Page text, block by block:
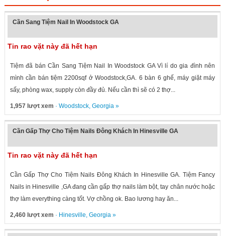
Cần Sang Tiệm Nail In Woodstock GA
Tin rao vặt này đã hết hạn
Tiệm đã bán Cần Sang Tiệm Nail In Woodstock GA Vì lí do gia đình nên
mình cần bán tiệm 2200sqf ở Woodstock,GA. 6 bàn 6 ghế, máy giặt máy
sấy, phòng wax, supply còn đầy đủ. Nếu cần thì sẽ có 2 thợ...
1,957 lượt xem · Woodstock, Georgia»
Cần Gấp Thợ Cho Tiệm Nails Đông Khách In Hinesville GA
Tin rao vặt này đã hết hạn
Cần Gấp Thợ Cho Tiệm Nails Đông Khách In Hinesville GA. Tiệm Fancy
Nails in Hinesville ,GA đang cần gấp thợ nails làm bột, tay chân nước hoặc
thợ làm everything càng tốt. Vợ chồng ok. Bao lương hay ăn...
2,460 lượt xem · Hinesville, Georgia»